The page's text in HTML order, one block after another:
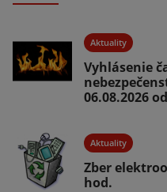
Aktuality
Vyhlásenie
06.08.2026
Aktuality
Zber
hod.